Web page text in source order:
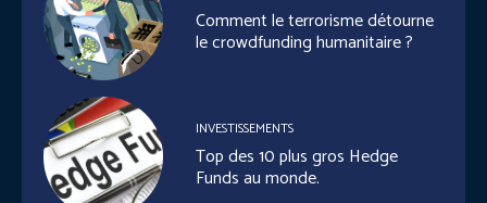
Comment le terrorisme détourne
le crowdfunding humanitaire ?
INVESTISSEMENTS
Top des 10 plus gros Hedge
Funds au monde.